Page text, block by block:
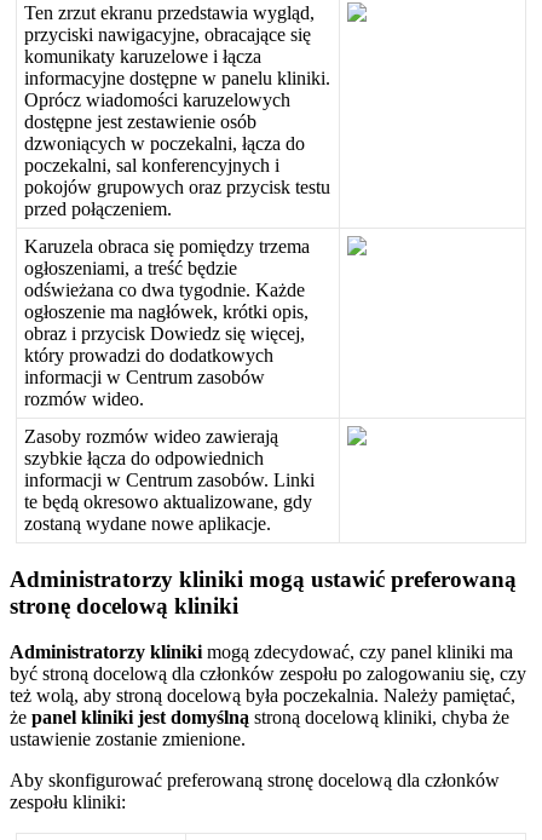
Ten zrzut ekranu przedstawia wygląd,
przyciski nawigacyjne, obracające się
komunikaty karuzelowe i łącza
informacyjne dostępne w panelu kliniki.
Oprócz wiadomości karuzelowych
dostępne jest zestawienie osób
dzwoniących w poczekalni, łącza do
poczekalni, sal konferencyjnych i
pokojów grupowych oraz przycisk testu
przed połączeniem.
Karuzela obraca się pomiędzy trzema
ogłoszeniami, a treść będzie
odświeżana co dwa tygodnie. Każde
ogłoszenie ma nagłówek, krótki opis,
obraz i przycisk Dowiedz się więcej,
który prowadzi do dodatkowych
informacji w Centrum zasobów
rozmów wideo.
Zasoby rozmów wideo zawierają
szybkie łącza do odpowiednich
informacji w Centrum zasobów. Linki
te będą okresowo aktualizowane, gdy
zostaną wydane nowe aplikacje.
Administratorzy kliniki mogą ustawić preferowaną
stronę docelową kliniki
Administratorzy kliniki mogą zdecydować, czy panel kliniki ma
być stroną docelową dla członków zespołu po zalogowaniu się, czy
też wolą, aby stroną docelową była poczekalnia. Należy pamiętać,
że panel kliniki jest domyślną stroną docelową kliniki, chyba że
ustawienie zostanie zmienione.
Aby skonfigurować preferowaną stronę docelową dla członków
zespołu kliniki: